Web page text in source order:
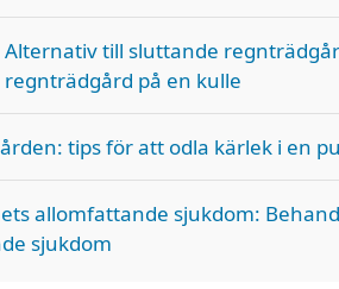
Alternativ till sluttande
regnträdgård på en kulle
tips för att odla kärlek i en
allomfattande sjukdom:
sjukdom